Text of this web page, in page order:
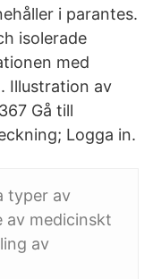
i parantes.
isolerade
med
Illustration av
Gå till
Logga in.
typer av
medicinskt
av